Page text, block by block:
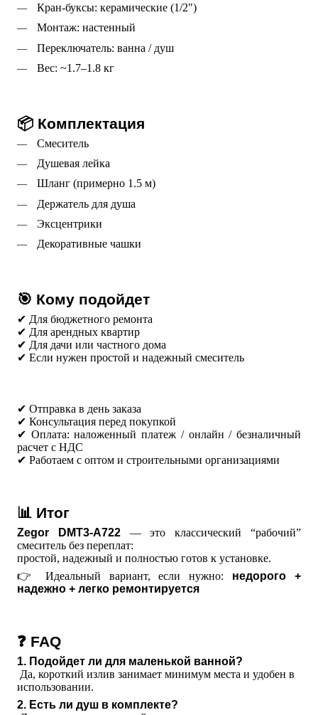
Кран-буксы: керамические (1/2")
Монтаж: настенный
Переключатель: ванна / душ
Вес: ~1.7–1.8 кг
📦 Комплектация
Смеситель
Душевая лейка
Шланг (примерно 1.5 м)
Держатель для душа
Эксцентрики
Декоративные чашки
🎯 Кому подойдет
✔ Для бюджетного ремонта
✔ Для арендных квартир
✔ Для дачи или частного дома
✔ Если нужен простой и надежный смеситель
✔ Отправка в день заказа
✔ Консультация перед покупкой
✔ Оплата: наложенный платеж / онлайн / безналичный
расчет с НДС
✔ Работаем с оптом и строительными организациями
📊 Итог
Zegor DMT3-A722— это классический “рабочий”
смеситель без переплат:
простой, надежный и полностью готов к установке.
👉 Идеальный вариант, если нужно: недорого +
надежно + легко ремонтируется
❓ FAQ
1. Подойдет ли для маленькой ванной?
использовании.
2. Есть ли душ в комплекте?